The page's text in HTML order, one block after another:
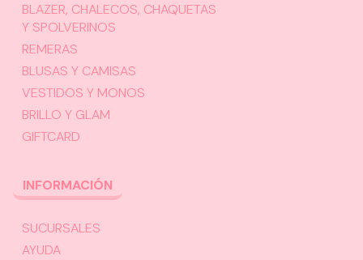
BLAZER, CHALECOS, CHAQUETAS
Y SPOLVERINOS
REMERAS
BLUSAS Y CAMISAS
VESTIDOS Y MONOS
BRILLO Y GLAM
GIFTCARD
INFORMACIÓN
SUCURSALES
AYUDA